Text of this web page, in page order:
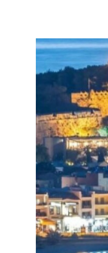
Μετάβαση
περιεχόμενο